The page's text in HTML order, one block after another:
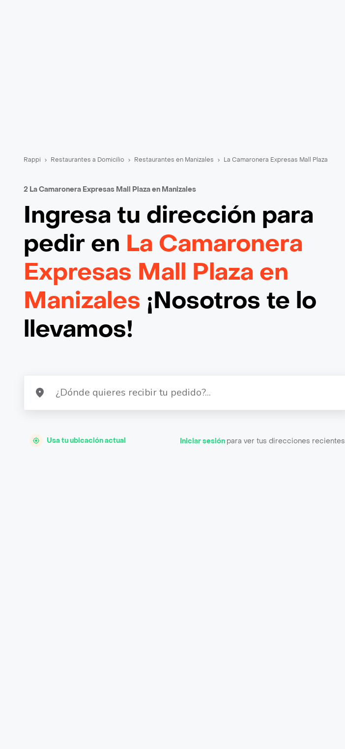
Rappi Restaurantes a Domicilio Restaurantes en Manizales La Camaronera Expresas Mall Plaza
2 La Camaronera Expresas Mall Plaza en Manizales
Ingresa tu dirección para
pedir en La Camaronera
Expresas Mall Plaza en
Manizales ¡Nosotros te lo
llevamos!
Usa tu ubicación actual Iniciar sesión para ver tus direcciones recientes